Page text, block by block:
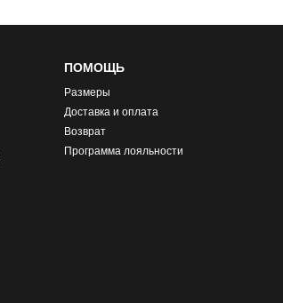
ПОМОЩЬ
Размеры
Доставка и оплата
Возврат
Программа лояльности